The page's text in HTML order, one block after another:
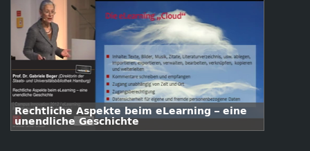
Rechtliche Aspekte beim eLearning – eine
unendliche Geschichte